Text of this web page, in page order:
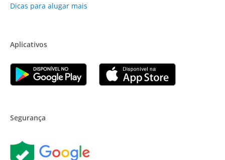
Dicas para alugar mais
Aplicativos
Segurança